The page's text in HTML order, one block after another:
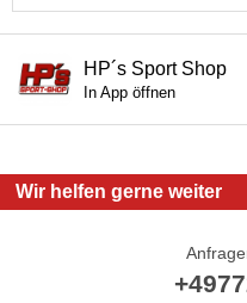
HP´s Sport Shop
In App öffnen
Wir helfen gerne weiter